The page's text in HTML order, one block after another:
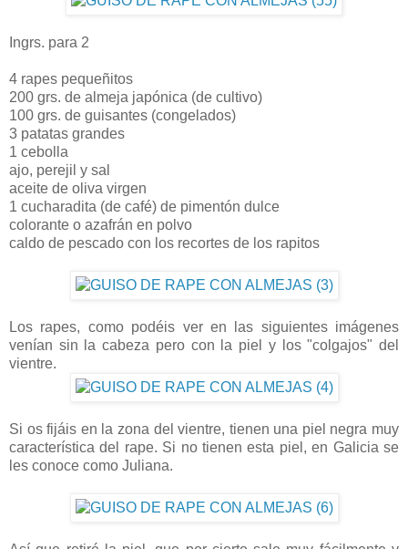
Ingrs. para 2
4 rapes pequeñitos
200 grs. de almeja japónica (de cultivo)
100 grs. de guisantes (congelados)
3 patatas grandes
1 cebolla
ajo, perejil y sal
aceite de oliva virgen
1 cucharadita (de café) de pimentón dulce
colorante o azafrán en polvo
caldo de pescado con los recortes de los rapitos
Los rapes, como podéis ver en las siguientes imágenes
venían sin la cabeza pero con la piel y los "colgajos" del
vientre.
Si os fijáis en la zona del vientre, tienen una piel negra muy
característica del rape. Si no tienen esta piel, en Galicia se
les conoce como Juliana.